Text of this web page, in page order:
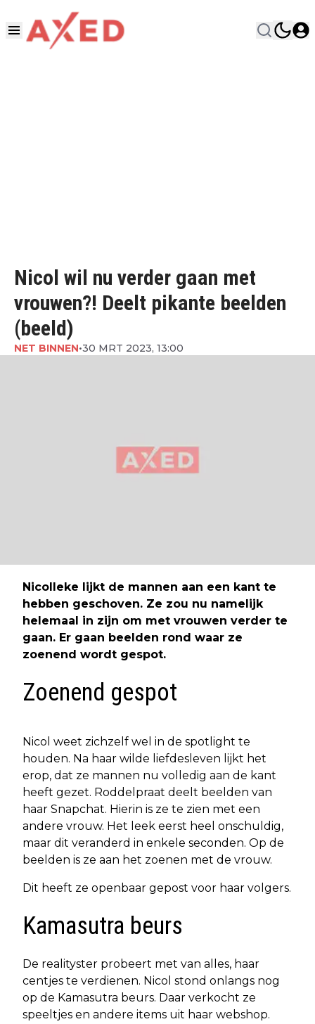
Nicol wil nu verder gaan met
vrouwen?! Deelt pikante beelden
(beeld)
NET BINNEN•30 MRT 2023, 13:00
Nicolleke lijkt de mannen aan een kant te
hebben geschoven. Ze zou nu namelijk
helemaal in zijn om met vrouwen verder te
gaan. Er gaan beelden rond waar ze
zoenend wordt gespot.
Zoenend gespot
Nicol weet zichzelf wel in de spotlight te
houden. Na haar wilde liefdesleven lijkt het
erop, dat ze mannen nu volledig aan de kant
heeft gezet. Roddelpraat deelt beelden van
haar Snapchat. Hierin is ze te zien met een
andere vrouw. Het leek eerst heel onschuldig,
maar dit veranderd in enkele seconden. Op de
beelden is ze aan het zoenen met de vrouw.
Dit heeft ze openbaar gepost voor haar volgers.
Kamasutra beurs
De realityster probeert met van alles, haar
centjes te verdienen. Nicol stond onlangs nog
op de Kamasutra beurs. Daar verkocht ze
speeltjes en andere items uit haar webshop.